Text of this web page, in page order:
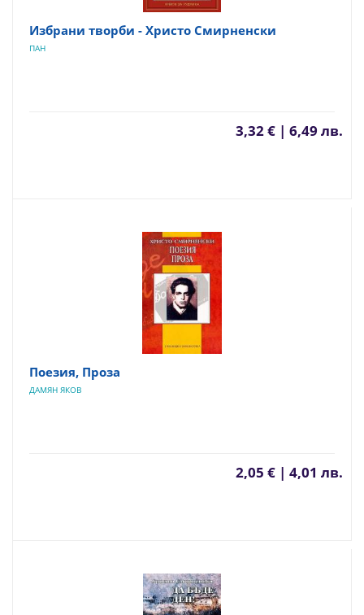
Избрани творби - Христо Смирненски
ПАН
3,32 € | 6,49 лв.
Поезия, Проза
ДАМЯН ЯКОВ
2,05 € | 4,01 лв.